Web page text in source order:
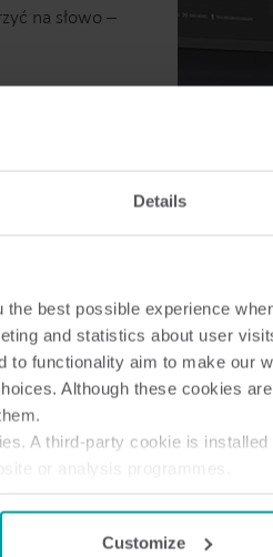
Details
best possible experience
and statistics about user
to functionality aim to make our
Although these cookies
A third-party cookie is
consent from the Cookie
Customize
na słowo –